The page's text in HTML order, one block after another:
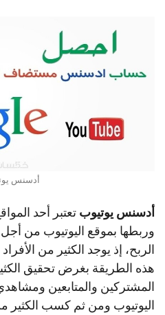
أدسنس
أدسنس يوتيوب تعتبر أحد
وربطها بموقع اليوتيوب من
الربح، إذ يوجد الكثير من
هذه الطريقة بغرض تحقيق
المشتركين والمتابعين
اليوتيوب ومن ثم كسب الكثير